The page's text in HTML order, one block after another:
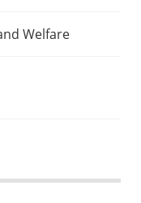
Welfare